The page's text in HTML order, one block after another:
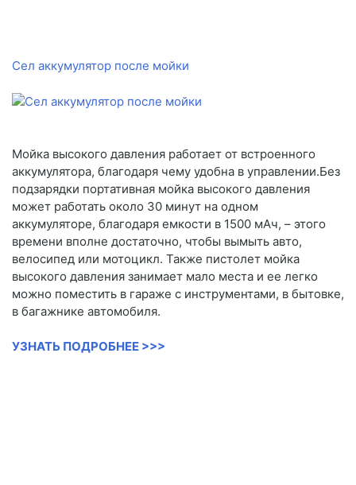
Сел аккумулятор после мойки
Мойка высокого давления работает от встроенного
аккумулятора, благодаря чему удобна в управлении.Без
подзарядки портативная мойка высокого давления
может работать около 30 минут на одном
аккумуляторе, благодаря емкости в 1500 мАч, – этого
времени вполне достаточно, чтобы вымыть авто,
велосипед или мотоцикл. Также пистолет мойка
высокого давления занимает мало места и ее легко
можно поместить в гараже с инструментами, в бытовке,
в багажнике автомобиля.
УЗНАТЬ ПОДРОБНЕЕ >>>